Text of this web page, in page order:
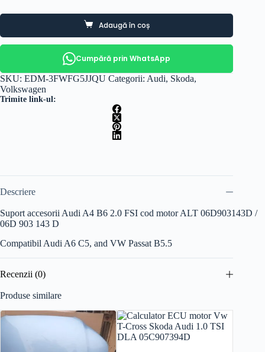
Adaugă în coș
Cumpără prin WhatsApp
SKU: EDM-3FWFG5JJQU Categorii: Audi, Skoda,
Volkswagen
Trimite link-ul:
Descriere
Suport accesorii Audi A4 B6 2.0 FSI cod motor ALT 06D903143D /
06D 903 143 D
Compatibil Audi A6 C5, and VW Passat B5.5
Recenzii (0)
Produse similare